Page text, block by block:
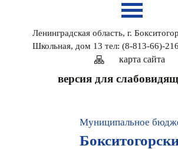
Ленинградская область, г.
Школьная, дом 13 тел: (8-813-66)-
карта сайтa
версия для
Муниципальное